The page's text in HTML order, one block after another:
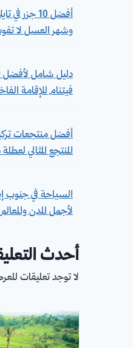
أفضل 10 جزر
وشهر العسل لا تفوت
فيتنام للإقامة
أفضل منتجعات
المنتجع المثالي لعطلة
السياحة في جنوب
لأجمل المدن والمعالم
أحدث
لا توجد تعليقات